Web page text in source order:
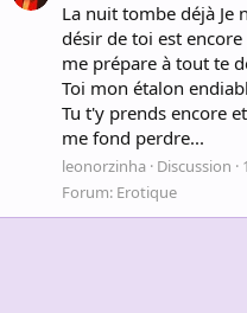
La nuit tombe déjà Je
désir de toi est encore
me prépare à tout te
Toi mon étalon
Tu t'y prends encore
me fond perdre...
leonorzinha Discussion
Forum: Erotique